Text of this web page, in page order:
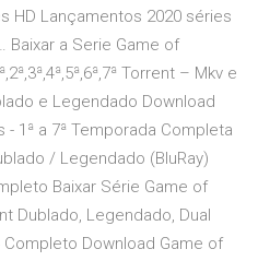
HD Lançamentos 2020 séries
Baixar a Serie Game of
Torrent – Mkv e
e Legendado Download
- 1ª a 7ª Temporada Completa
/ Legendado (BluRay)
Baixar Série Game of
Dublado, Legendado, Dual
Completo Download Game of